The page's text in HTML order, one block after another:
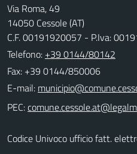
Via Roma, 49
14050 Cessole (AT)
C.F. 00191920057 - P.Iva:
Telefono: +39 0144/80142
Fax: +39 0144/850006
E-mail:
PEC:
Codice Univoco ufficio fatt.